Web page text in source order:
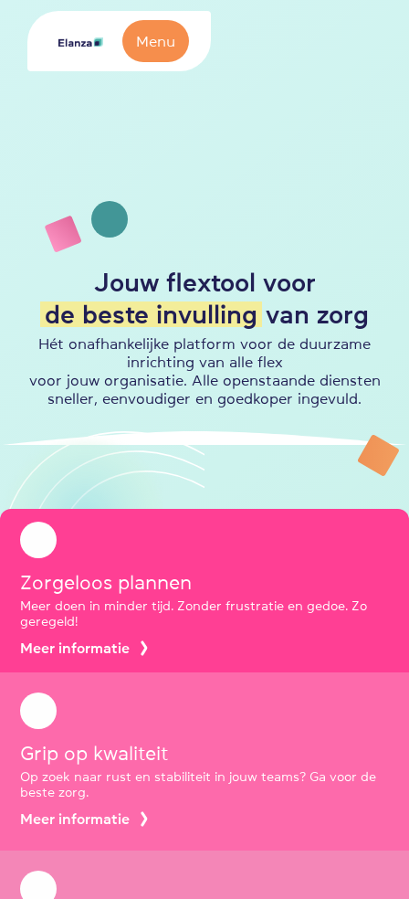
Menu
Jouw flextool voor
de beste invulling van zorg
Hét onafhankelijke platform voor de duurzame
inrichting van alle flex
voor jouw organisatie. Alle openstaande diensten
sneller, eenvoudiger en goedkoper ingevuld.
Zorgeloos plannen
Meer doen in minder tijd. Zonder frustratie en gedoe. Zo
geregeld!
Meer informatie
Grip op kwaliteit
Op zoek naar rust en stabiliteit in jouw teams? Ga voor de
beste zorg.
Meer informatie